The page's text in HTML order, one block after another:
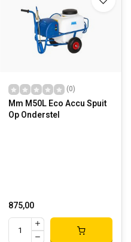
(0)
Mm M50L Eco Accu Spuit
Op Onderstel
875,00